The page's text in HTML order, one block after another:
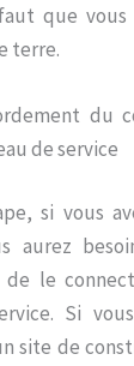
que
terre.
du
de service
si vous
aurez
le
Si
site de